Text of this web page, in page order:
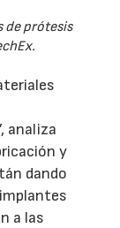
de prótesis
analiza
y
dando
a las